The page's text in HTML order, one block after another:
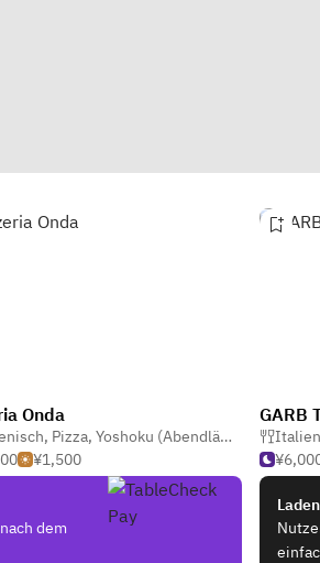
,Essen & Trinken Bar
Onda
, Pizza, Yoshoku (Abendländische Japanisch)
¥1,500
GARB
dem